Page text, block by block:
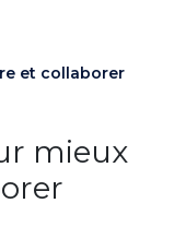
et collaborer
mieux